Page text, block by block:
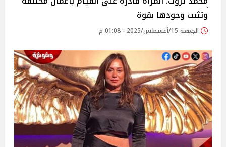
وتثبت وجودها بقوة
الجمعة 15/أغسطس/2025 - 01:08 م